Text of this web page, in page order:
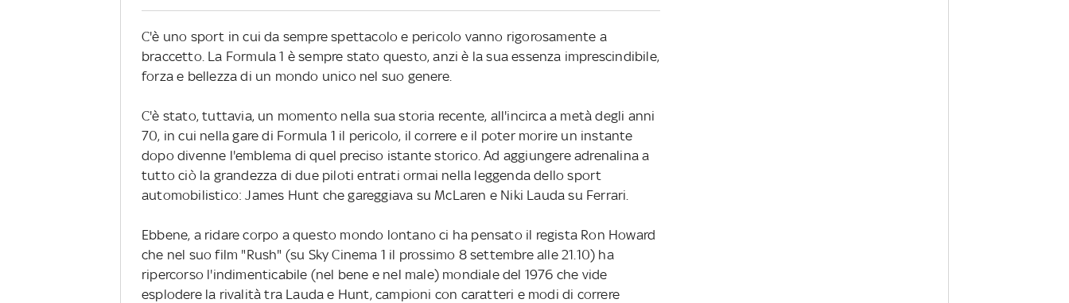
C'è uno sport in cui da sempre spettacolo e pericolo vanno rigorosamente a
braccetto. La Formula 1 è sempre stato questo, anzi è la sua essenza imprescindibile,
forza e bellezza di un mondo unico nel suo genere.
C'è stato, tuttavia, un momento nella sua storia recente, all'incirca a metà degli anni
70, in cui nella gare di Formula 1 il pericolo, il correre e il poter morire un instante
dopo divenne l'emblema di quel preciso istante storico. Ad aggiungere adrenalina a
tutto ciò la grandezza di due piloti entrati ormai nella leggenda dello sport
automobilistico: James Hunt che gareggiava su McLaren e Niki Lauda su Ferrari.
Ebbene, a ridare corpo a questo mondo lontano ci ha pensato il regista Ron Howard
che nel suo film "Rush" (su Sky Cinema 1 il prossimo 8 settembre alle 21.10) ha
ripercorso l'indimenticabile (nel bene e nel male) mondiale del 1976 che vide
esplodere la rivalità tra Lauda e Hunt, campioni con caratteri e modi di correre